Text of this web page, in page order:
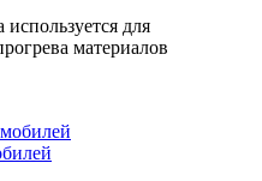
для
материалов